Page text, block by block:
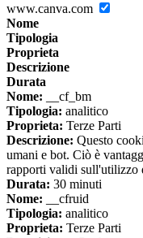
www.canva.com
Nome
Tipologia
Proprieta
Descrizione
Durata
Nome: __cf_bm
Tipologia: analitico
Proprieta: Terze Parti
Descrizione: Questo
umani e bot. Ciò è
rapporti validi sull'utilizzo
Durata: 30 minuti
Nome: __cfruid
Tipologia: analitico
Proprieta: Terze Parti